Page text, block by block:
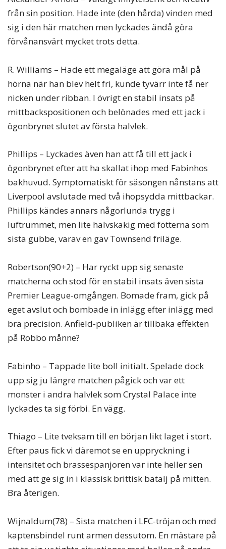
från sin position. Hade inte (den hårda) vinden med
sig i den här matchen men lyckades ändå göra
förvånansvärt mycket trots detta.
R. Williams – Hade ett megaläge att göra mål på
hörna när han blev helt fri, kunde tyvärr inte få ner
nicken under ribban. I övrigt en stabil insats på
mittbackspositionen och belönades med ett jack i
ögonbrynet slutet av första halvlek.
Phillips – Lyckades även han att få till ett jack i
ögonbrynet efter att ha skallat ihop med Fabinhos
bakhuvud. Symptomatiskt för säsongen nånstans att
Liverpool avslutade med två ihopsydda mittbackar.
Phillips kändes annars någorlunda trygg i
luftrummet, men lite halvskakig med fötterna som
sista gubbe, varav en gav Townsend friläge.
Robertson(90+2) – Har ryckt upp sig senaste
matcherna och stod för en stabil insats även sista
Premier League-omgången. Bomade fram, gick på
eget avslut och bombade in inlägg efter inlägg med
bra precision. Anfield-publiken är tillbaka effekten
på Robbo månne?
Fabinho – Tappade lite boll initialt. Spelade dock
upp sig ju längre matchen pågick och var ett
monster i andra halvlek som Crystal Palace inte
lyckades ta sig förbi. En vägg.
Thiago – Lite tveksam till en början likt laget i stort.
Efter paus fick vi däremot se en uppryckning i
intensitet och brassespanjoren var inte heller sen
med att ge sig in i klassisk brittisk batalj på mitten.
Bra återigen.
Wijnaldum(78) – Sista matchen i LFC-tröjan och med
kaptensbindel runt armen dessutom. En mästare på